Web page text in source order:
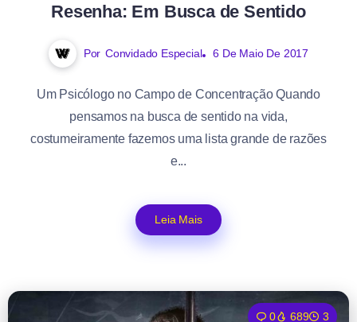
Resenha: Em Busca de Sentido
Por Convidado Especial 6 De Maio De 2017
Um Psicólogo no Campo de Concentração Quando
pensamos na busca de sentido na vida,
costumeiramente fazemos uma lista grande de razões
e...
Leia Mais
0 689 3